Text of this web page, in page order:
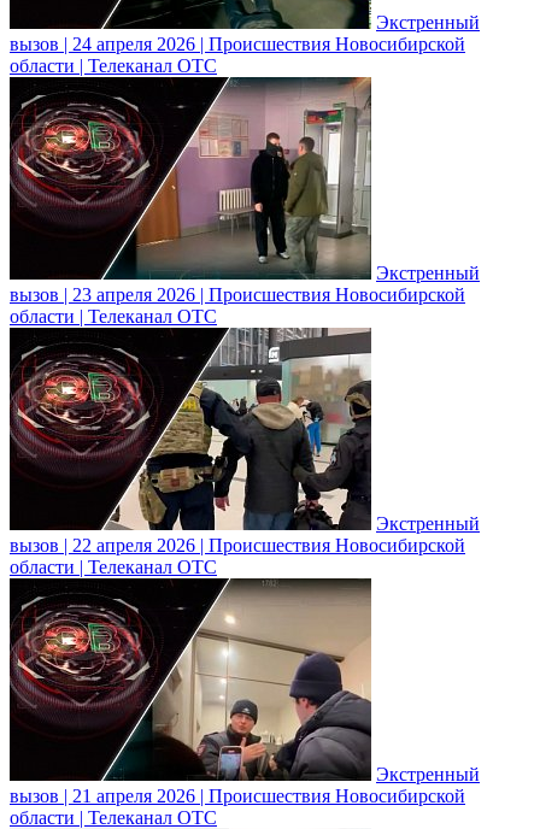
Экстренный
вызов | 24 апреля 2026 | Происшествия Новосибирской
области | Телеканал ОТС
Экстренный
вызов | 23 апреля 2026 | Происшествия Новосибирской
области | Телеканал ОТС
Экстренный
вызов | 22 апреля 2026 | Происшествия Новосибирской
области | Телеканал ОТС
Экстренный
вызов | 21 апреля 2026 | Происшествия Новосибирской
области | Телеканал ОТС